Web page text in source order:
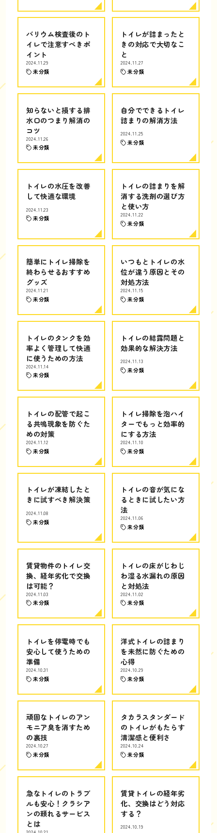
バリウム検査後のト
イレで注意すべきポ
イント
2024.11.29
未分類
トイレが詰まったと
きの対応で大切なこ
と
2024.11.27
未分類
知らないと損する排
水口のつまり解消の
コツ
2024.11.26
未分類
自分でできるトイレ
詰まりの解消方法
2024.11.25
未分類
トイレの水圧を改善
して快適な環境
2024.11.23
未分類
トイレの詰まりを解
消する洗剤の選び方
と使い方
2024.11.22
未分類
簡単にトイレ掃除を
終わらせるおすすめ
グッズ
2024.11.21
未分類
いつもとトイレの水
位が違う原因とその
対処方法
2024.11.15
未分類
トイレのタンクを効
率よく管理して快適
に使うための方法
2024.11.14
未分類
トイレの結露問題と
効果的な解決方法
2024.11.13
未分類
トイレの配管で起こ
る共鳴現象を防ぐた
めの対策
2024.11.12
未分類
トイレ掃除を泡ハイ
ターでもっと効率的
にする方法
2024.11.10
未分類
トイレが凍結したと
きに試すべき解決策
2024.11.08
未分類
トイレの音が気にな
るときに試したい方
法
2024.11.06
未分類
賃貸物件のトイレ交
換、経年劣化で交換
は可能？
2024.11.03
未分類
トイレの床がじわじ
わ湿る水漏れの原因
と対処法
2024.11.02
未分類
トイレを停電時でも
安心して使うための
準備
2024.10.31
未分類
洋式トイレの詰まり
を未然に防ぐための
心得
2024.10.29
未分類
頑固なトイレのアン
モニア臭を消すため
の裏技
2024.10.27
未分類
タカラスタンダード
のトイレがもたらす
清潔感と便利さ
2024.10.24
未分類
急なトイレのトラブ
ルも安心！クラシア
ンの頼れるサービス
とは
賃貸トイレの経年劣
化、交換はどう対応
する？
2024.10.19